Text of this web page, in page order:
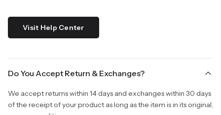
Visit Help Center
Do You Accept Return & Exchanges?
We accept returns within 14 days and exchanges within 30 days
of the receipt of your product as long as the item is in its original,